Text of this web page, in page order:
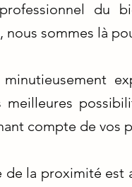
du
nous sommes là
minutieusement
meilleures
compte de vos
de la proximité est